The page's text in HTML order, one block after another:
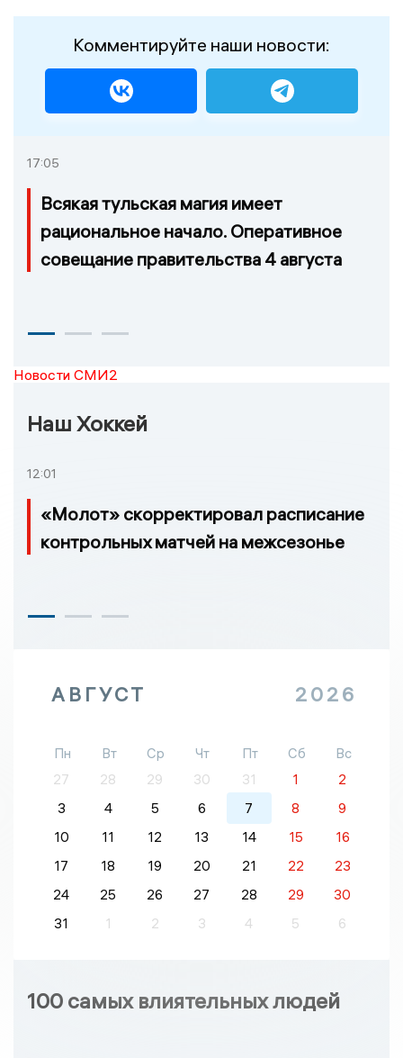
Комментируйте наши новости:
17:05
Всякая тульская магия имеет
рациональное начало. Оперативное
совещание правительства 4 августа
Новости СМИ2
Наш Хоккей
12:01
«Молот» скорректировал расписание
контрольных матчей на межсезонье
АВГУСТ 2026
Пн Вт Ср Чт Пт Сб
Вс
27
28 29 30 31 1
2
3
4 5 6 7 8
9
10
11 12 13 14 15
16
17
18 19 20 21 22
23
24
25 26 27 28 29
30
31
1 2 3 4 5 6
100 самых влиятельных людей